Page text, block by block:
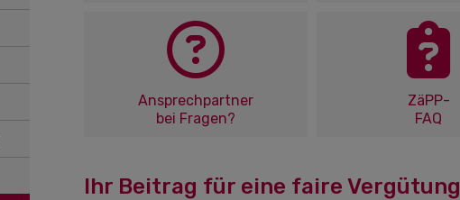
Ansprechpartner
bei Fragen?
ZäPP-
FAQ
Ihr Beitrag für eine faire Vergütung